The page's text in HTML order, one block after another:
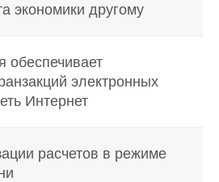
экономики другому
обеспечивает
электронных
Интернет
расчетов в режиме